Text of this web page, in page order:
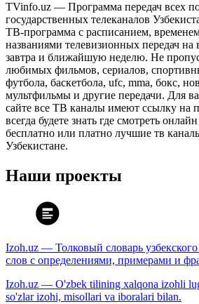
TVinfo.uz — Программа передач всех
государственных телеканалов
ТВ-программа с расписанием,
названиями телевизионных передач на
завтра и ближайшую неделю. Не
любимых фильмов, сериалов,
футбола, баскетбола, ufc, mma, бокс,
мультфильмы и другие передачи. Для
сайте все ТВ каналы имеют ссылку на
всегда будете знать где смотреть
бесплатно или платно лучшие тв
Узбекистане.
Наши проекты
Izoh.uz — Толковый словарь
слов с определениями, примерами и
Izoh.uz — O'zbek tilining xalqona izohli
so'zlar izohi, misollari va iboralari bilan.